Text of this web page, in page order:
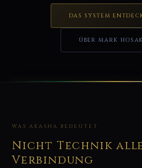
DAS SYSTEM
ÜBER MARK HOSAK
WAS AKASHA BEDEUTET
Nicht Technik
Verbindung